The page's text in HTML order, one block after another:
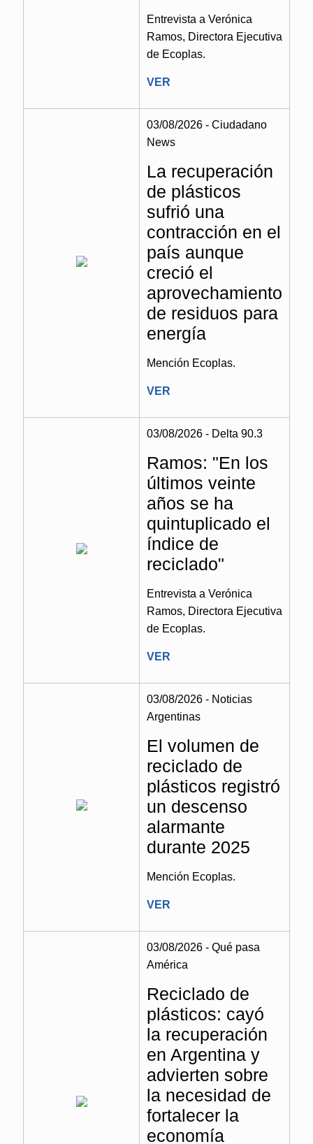
Entrevista a Verónica
Ramos, Directora Ejecutiva
de Ecoplas.
VER
03/08/2026 - Ciudadano
News
La recuperación
de plásticos
sufrió una
contracción en el
país aunque
creció el
aprovechamiento
de residuos para
energía
Mención Ecoplas.
VER
03/08/2026 - Delta 90.3
Ramos: "En los
últimos veinte
años se ha
quintuplicado el
índice de
reciclado"
Entrevista a Verónica
Ramos, Directora Ejecutiva
de Ecoplas.
VER
03/08/2026 - Noticias
Argentinas
El volumen de
reciclado de
plásticos registró
un descenso
alarmante
durante 2025
Mención Ecoplas.
VER
03/08/2026 - Qué pasa
América
Reciclado de
plásticos: cayó
la recuperación
en Argentina y
advierten sobre
la necesidad de
fortalecer la
economía